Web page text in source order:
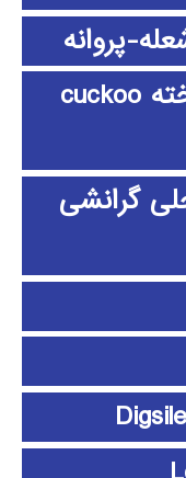
پروانه
الگوریتم جستجوی فاخته cuckoo
گرانشی